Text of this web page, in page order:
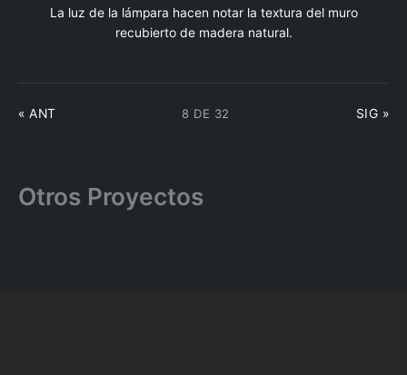
La luz de la lámpara hacen notar la textura del muro
recubierto de madera natural.
« ANT 8 DE 32 SIG »
Otros Proyectos